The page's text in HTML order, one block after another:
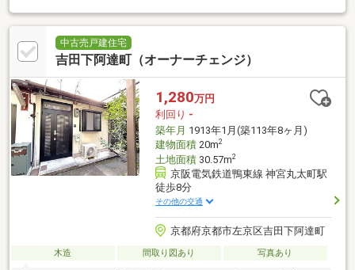
中古売戸建住宅
吉田下阿達町（オーナーチェンジ）
1,280万円
利回り -
築年月 1913年1月(築113年8ヶ月)
建物面積20m2
土地面積30.57m2
京阪電気鉄道鴨東線 神宮丸太町駅
徒歩8分
その他の交通
京都府京都市左京区吉田下阿達町
木造 間取り図あり 写真あり